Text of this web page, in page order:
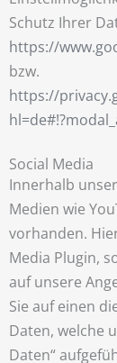
Schutz Ihrer
https://
bzw.
https://
Social Media
Innerhalb
Medien wie
vorhanden.
Media Plugin,
auf unsere
Sie auf einen
Daten, welche
Daten“